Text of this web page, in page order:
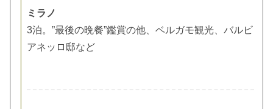
ミラノ
3泊。”最後の晩餐”鑑賞の他、ベルガモ観光、バルビ
アネッロ邸など